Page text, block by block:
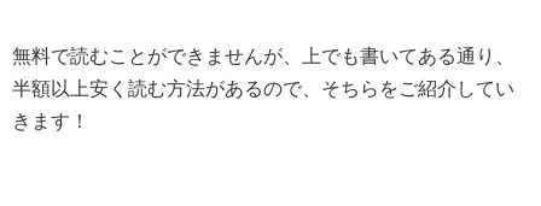
無料で読むことができませんが、上でも書いてある通り、
半額以上安く読む方法があるので、そちらをご紹介してい
きます！